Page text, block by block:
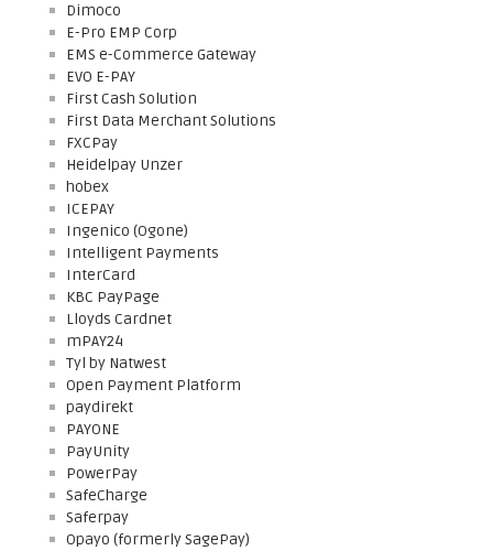
Dimoco
E-Pro EMP Corp
EMS e-Commerce Gateway
EVO E-PAY
First Cash Solution
First Data Merchant Solutions
FXCPay
Heidelpay Unzer
hobex
ICEPAY
Ingenico (Ogone)
Intelligent Payments
InterCard
KBC PayPage
Lloyds Cardnet
mPAY24
Tyl by Natwest
Open Payment Platform
paydirekt
PAYONE
PayUnity
PowerPay
SafeCharge
Saferpay
Opayo (formerly SagePay)